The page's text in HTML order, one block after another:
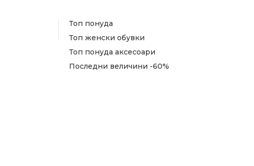
Топ понуда
Топ женски обувки
Топ понуда аксесоари
Последни величини -60%